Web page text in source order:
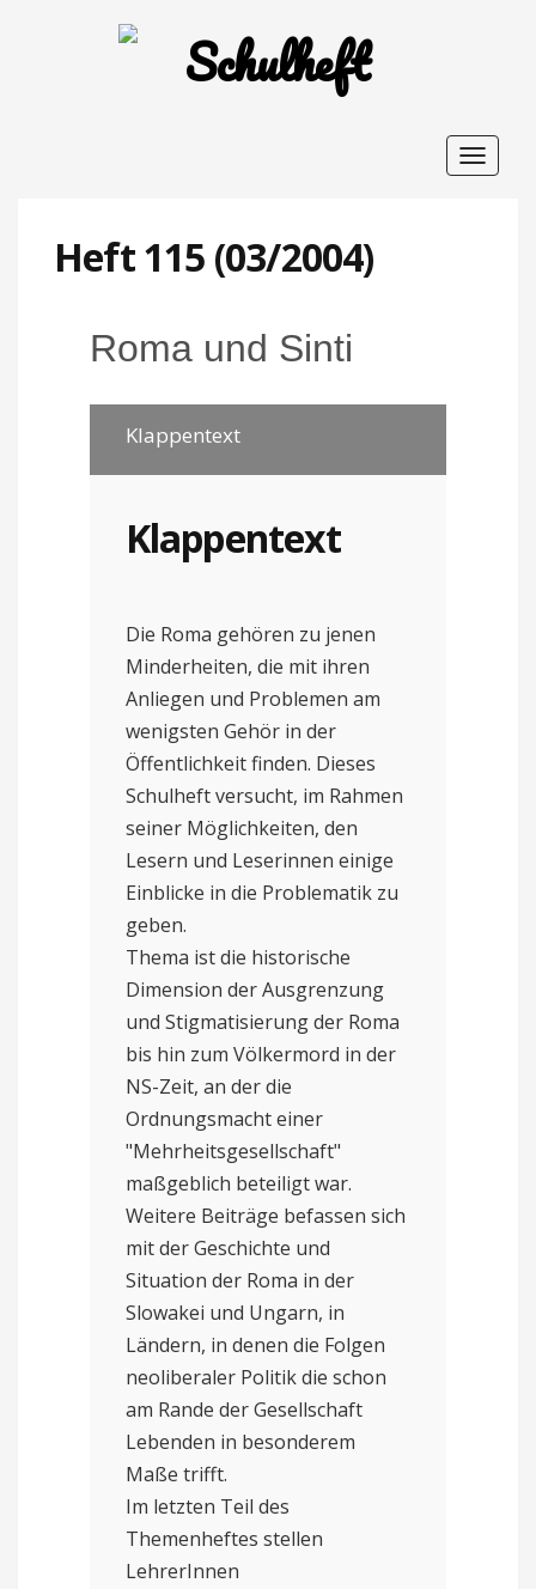
Toggle
Heft 115 (03/2004)
Roma und Sinti
Klappentext
Klappentext
Die Roma gehören zu jenen
Minderheiten, die mit ihren
Anliegen und Problemen am
wenigsten Gehör in der
Öffentlichkeit finden. Dieses
Schulheft versucht, im Rahmen
seiner Möglichkeiten, den
Lesern und Leserinnen einige
Einblicke in die Problematik zu
geben.
Thema ist die historische
Dimension der Ausgrenzung
und Stigmatisierung der Roma
bis hin zum Völkermord in der
NS-Zeit, an der die
Ordnungsmacht einer
"Mehrheitsgesellschaft"
maßgeblich beteiligt war.
Weitere Beiträge befassen sich
mit der Geschichte und
Situation der Roma in der
Slowakei und Ungarn, in
Ländern, in denen die Folgen
neoliberaler Politik die schon
am Rande der Gesellschaft
Lebenden in besonderem
Maße trifft.
Im letzten Teil des
Themenheftes stellen
LehrerInnen